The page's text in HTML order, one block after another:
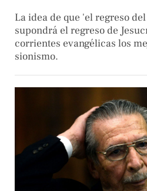
La idea de que 'el regreso
supondrá el regreso de
corrientes evangélicas los
sionismo.